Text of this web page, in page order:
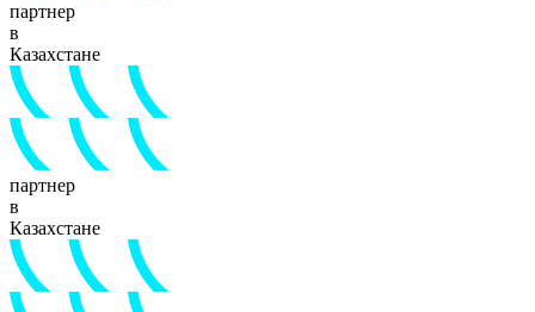
партнер
в
Казахстане
партнер
в
Казахстане